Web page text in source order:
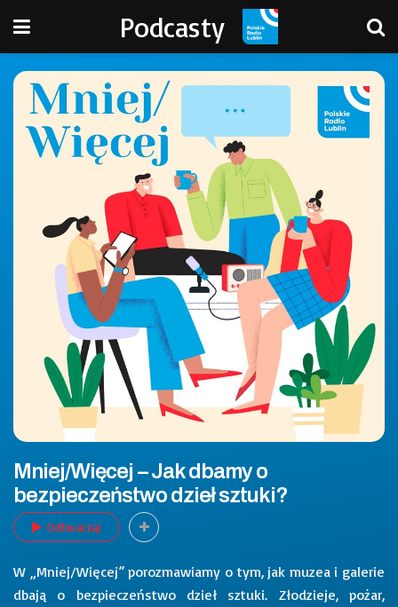
Podcasty
Mniej/Więcej – Jak dbamy o
bezpieczeństwo dzieł sztuki?
Odtwarzaj
W „Mniej/Więcej” porozmawiamy o tym, jak muzea i galerie
dbają o bezpieczeństwo dzieł sztuki. Złodzieje, pożar,